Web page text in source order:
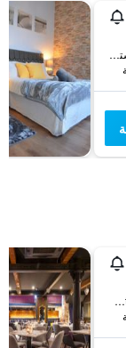
Great Ducie Street, مانشستر, المملكة المتحدة
38 Turner Street, Northern Quarter, مانشستر, المملكة المتحدة